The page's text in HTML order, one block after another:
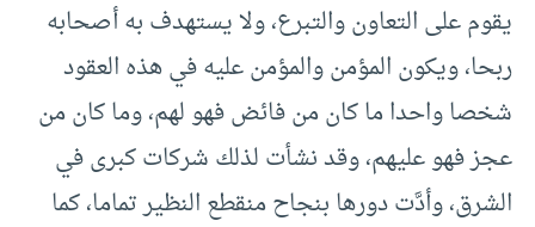
يقوم على التعاون والتبرع، ولا يستهدف به أصحابه
ربحا، ويكون المؤمن والمؤمن عليه في هذه العقود
شخصا واحدا ما كان من فائض فهو لهم، وما كان من
عجز فهو عليهم، وقد نشأت لذلك شركات كبرى في
الشرق، وأدَّت دورها بنجاح منقطع النظير تماما، كما